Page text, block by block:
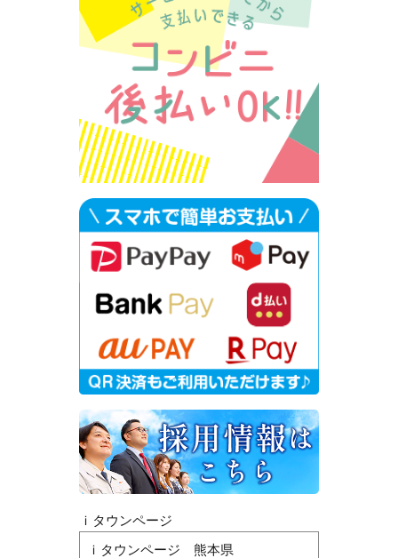
ｉタウンページ
ｉタウンページ 熊本県